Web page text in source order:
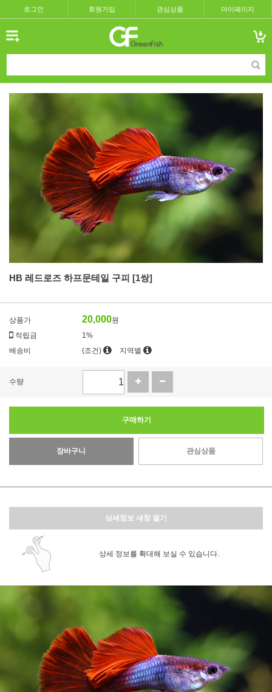
로그인 회원가입 관심상품 마이페이지
HB 레드로즈 하프문테일 구피 [1쌍]
상품가 20,000원
적립금
1%
배송비
(조건) 지역별
수량
구매하기
장바구니 관심상품
상세정보 새창 열기
상세 정보를 확대해 보실 수 있습니다.